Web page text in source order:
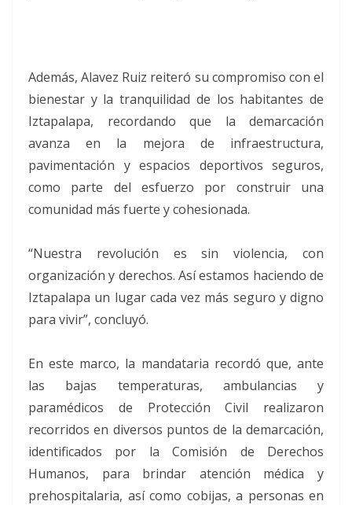
Además, Alavez Ruiz reiteró su compromiso con el
bienestar y la tranquilidad de los habitantes de
Iztapalapa, recordando que la demarcación
avanza en la mejora de infraestructura,
pavimentación y espacios deportivos seguros,
como parte del esfuerzo por construir una
comunidad más fuerte y cohesionada.
“Nuestra revolución es sin violencia, con
organización y derechos. Así estamos haciendo de
Iztapalapa un lugar cada vez más seguro y digno
para vivir”, concluyó.
En este marco, la mandataria recordó que, ante
las bajas temperaturas, ambulancias y
paramédicos de Protección Civil realizaron
recorridos en diversos puntos de la demarcación,
identificados por la Comisión de Derechos
Humanos, para brindar atención médica y
prehospitalaria, así como cobijas, a personas en